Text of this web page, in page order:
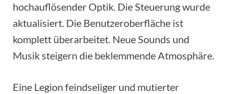
hochauflösender Optik. Die Steuerung wurde
aktualisiert. Die Benutzeroberfläche ist
komplett überarbeitet. Neue Sounds und
Musik steigern die beklemmende Atmosphäre.
Eine Legion feindseliger und mutierter